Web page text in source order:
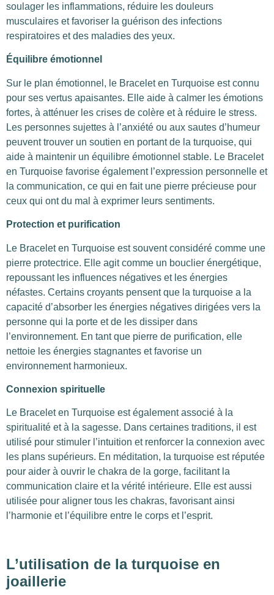
soulager les inflammations, réduire les douleurs
musculaires et favoriser la guérison des infections
respiratoires et des maladies des yeux.
Équilibre émotionnel
Sur le plan émotionnel, le Bracelet en Turquoise est connu
pour ses vertus apaisantes. Elle aide à calmer les émotions
fortes, à atténuer les crises de colère et à réduire le stress.
Les personnes sujettes à l’anxiété ou aux sautes d’humeur
peuvent trouver un soutien en portant de la turquoise, qui
aide à maintenir un équilibre émotionnel stable. Le Bracelet
en Turquoise favorise également l’expression personnelle et
la communication, ce qui en fait une pierre précieuse pour
ceux qui ont du mal à exprimer leurs sentiments.
Protection et purification
Le Bracelet en Turquoise est souvent considéré comme une
pierre protectrice. Elle agit comme un bouclier énergétique,
repoussant les influences négatives et les énergies
néfastes. Certains croyants pensent que la turquoise a la
capacité d’absorber les énergies négatives dirigées vers la
personne qui la porte et de les dissiper dans
l’environnement. En tant que pierre de purification, elle
nettoie les énergies stagnantes et favorise un
environnement harmonieux.
Connexion spirituelle
Le Bracelet en Turquoise est également associé à la
spiritualité et à la sagesse. Dans certaines traditions, il est
utilisé pour stimuler l’intuition et renforcer la connexion avec
les plans supérieurs. En méditation, la turquoise est réputée
pour aider à ouvrir le chakra de la gorge, facilitant la
communication claire et la vérité intérieure. Elle est aussi
utilisée pour aligner tous les chakras, favorisant ainsi
l’harmonie et l’équilibre entre le corps et l’esprit.
L’utilisation de la turquoise en
joaillerie